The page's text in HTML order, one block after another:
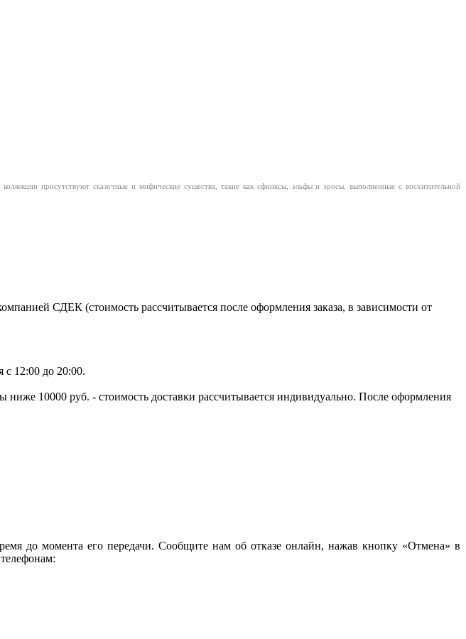
присутствуют сказочные и мифические существа, такие как сфинксы, эльфы и эросы, выполненные с восхитительной
СДЕК (стоимость рассчитывается после оформления заказа, в зависимости от
с 12:00 до 20:00.
10000 руб. - стоимость доставки рассчитывается индивидуально. После оформления
до момента его передачи. Сообщите нам об отказе онлайн, нажав кнопку «Отмена» в